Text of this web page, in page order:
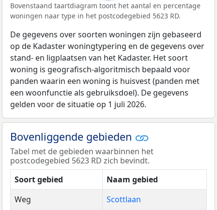
Bovenstaand taartdiagram toont het aantal en percentage
woningen naar type in het postcodegebied 5623 RD.
De gegevens over soorten woningen zijn gebaseerd
op de Kadaster woningtypering en de gegevens over
stand- en ligplaatsen van het Kadaster. Het soort
woning is geografisch-algoritmisch bepaald voor
panden waarin een woning is huisvest (panden met
een woonfunctie als gebruiksdoel). De gegevens
gelden voor de situatie op 1 juli 2026.
Bovenliggende gebieden
Tabel met de gebieden waarbinnen het
postcodegebied 5623 RD zich bevindt.
Soort gebied
Naam gebied
Weg
Scottlaan